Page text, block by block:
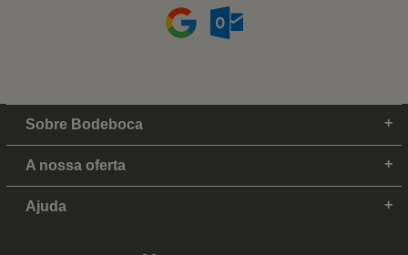
Sobre Bodeboca
A nossa oferta
Ajuda